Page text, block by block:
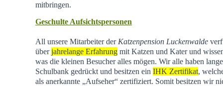
mitbringen.
Geschulte Aufsichtspersonen
All unsere Mitarbeiter der Katzenpension Luckenwalde
überjahrelange Erfahrungmit Katzen und Kater und
was die kleinen Besucher alles mögen. Wir alle haben
Schulbank gedrückt und besitzen ein IHK Zertifikat,
als anerkannte „Aufseher“ zertifiziert. Somit besitzen wir